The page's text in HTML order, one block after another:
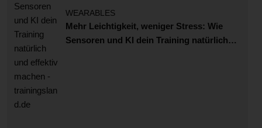
WEARABLES
Mehr Leichtigkeit, weniger Stress: Wie
Sensoren und KI dein Training natürlich